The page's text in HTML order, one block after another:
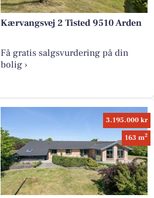
Kærvangsvej 2 Tisted 9510 Arden
Få gratis salgsvurdering på din
bolig ›
3.195.000 kr
163 m2